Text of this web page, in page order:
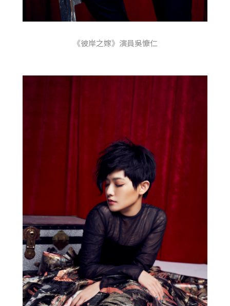
《彼岸之嫁》演員吳慷仁